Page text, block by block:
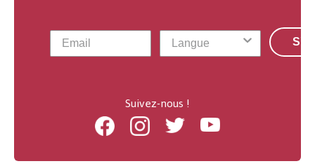
Suivez-nous !
FacebookInstagramTwitter Youtube